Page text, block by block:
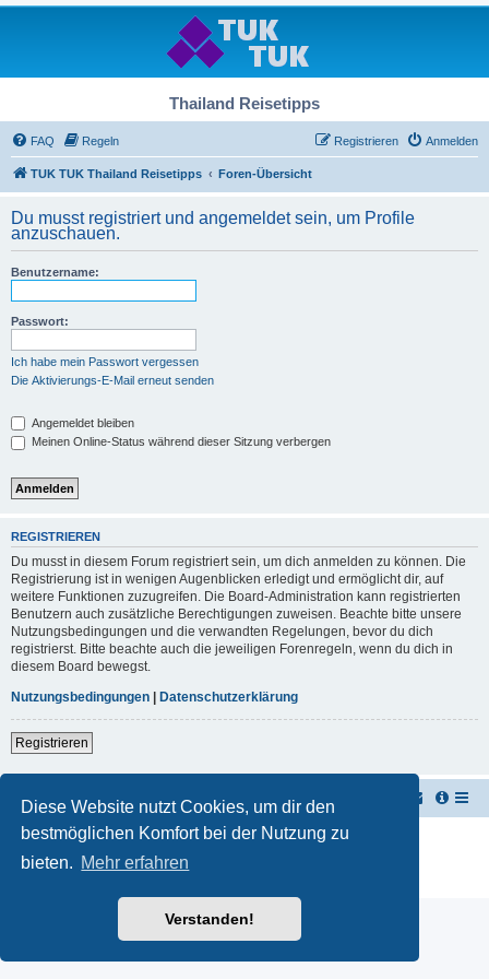
Diese Website nutzt Cookies, um dir den
bestmöglichen Komfort bei der Nutzung zu
bieten. Mehr erfahren
Verstanden!
Thailand Reisetipps
FAQ Regeln Anmelden
Registrieren
TUK TUK Thailand Reisetipps Foren-Übersicht
Du musst registriert und angemeldet sein, um Profile
anzuschauen.
Benutzername:
Passwort:
Ich habe mein Passwort vergessen
Die Aktivierungs-E-Mail erneut senden
Angemeldet bleiben
Meinen Online-Status während dieser Sitzung verbergen
REGISTRIEREN
Du musst in diesem Forum registriert sein, um dich anmelden zu können. Die
Registrierung ist in wenigen Augenblicken erledigt und ermöglicht dir, auf
weitere Funktionen zuzugreifen. Die Board-Administration kann registrierten
Benutzern auch zusätzliche Berechtigungen zuweisen. Beachte bitte unsere
Nutzungsbedingungen und die verwandten Regelungen, bevor du dich
registrierst. Bitte beachte auch die jeweiligen Forenregeln, wenn du dich in
diesem Board bewegst.
Nutzungsbedingungen
Datenschutzerklärung
Registrieren
TUK TUK Thailand Reisetipps Foren-Übersicht
Powered byphpBB ® Forum Software © phpBB Limited
Deutsche Übersetzung durch